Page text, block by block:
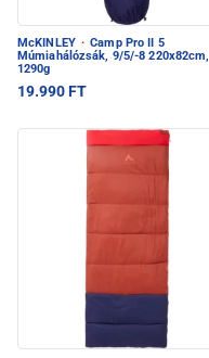
McKINLEY · Camp Pro II 5
Múmiahálózsák, 9/5/-8 220x82cm,
1290g
19.990 FT